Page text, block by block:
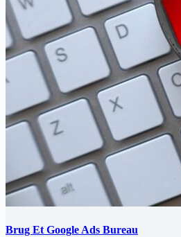
Brug Et Google Ads Bureau